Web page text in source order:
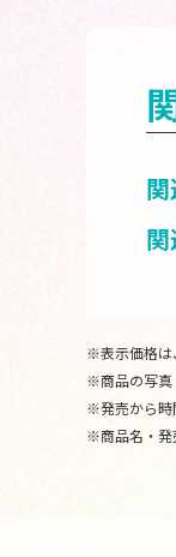
※表示価格は
※商品の写真
※発売から時
※商品名・発